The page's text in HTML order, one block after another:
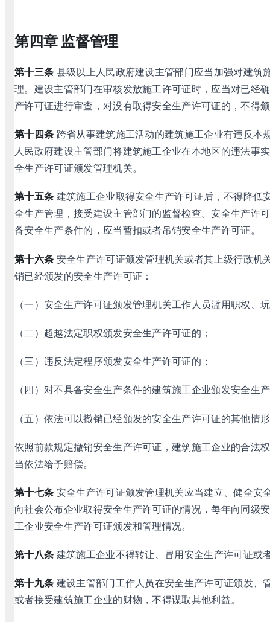
第四章 监督管理
第十三条 县级以上人民政府建设主管部门应当加强对建筑
理。建设主管部门在审核发放施工许可证时，应当对已经
产许可证进行审查，对没有取得安全生产许可证的，不得
第十四条 跨省从事建筑施工活动的建筑施工企业有违反本
人民政府建设主管部门将建筑施工企业在本地区的违法事
全生产许可证颁发管理机关。
第十五条 建筑施工企业取得安全生产许可证后，不得降低
全生产管理，接受建设主管部门的监督检查。安全生产许
备安全生产条件的，应当暂扣或者吊销安全生产许可证。
第十六条 安全生产许可证颁发管理机关或者其上级行政机
销已经颁发的安全生产许可证：
（一）安全生产许可证颁发管理机关工作人员滥用职权、
（二）超越法定职权颁发安全生产许可证的；
（三）违反法定程序颁发安全生产许可证的；
（四）对不具备安全生产条件的建筑施工企业颁发安全生
（五）依法可以撤销已经颁发的安全生产许可证的其他情
依照前款规定撤销安全生产许可证，建筑施工企业的合法
当依法给予赔偿。
第十七条 安全生产许可证颁发管理机关应当建立、健全安
向社会公布企业取得安全生产许可证的情况，每年向同级
工企业安全生产许可证颁发和管理情况。
第十八条 建筑施工企业不得转让、冒用安全生产许可证或
第十九条 建设主管部门工作人员在安全生产许可证颁发、
或者接受建筑施工企业的财物，不得谋取其他利益。